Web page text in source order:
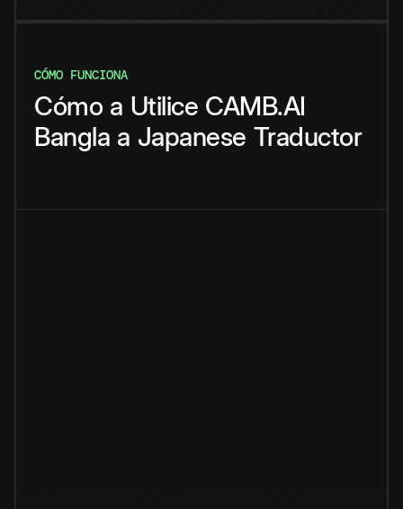
CÓMO FUNCIONA
Cómo a Utilice CAMB.AI
Bangla a Japanese Traductor